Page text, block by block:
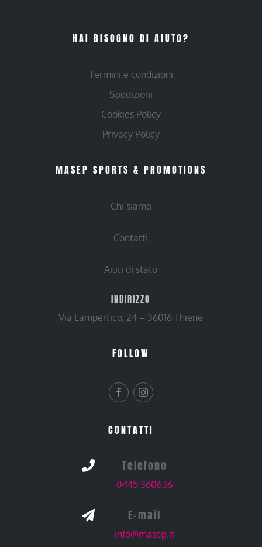
HAI BISOGNO DI AIUTO?
Termini e condizioni
Spedizioni
Cookies Policy
Privacy Policy
MASEP SPORTS & PROMOTIONS
Chi siamo
Contatti
Aiuti di stato
INDIRIZZO
Via Lampertico, 24 – 36016 Thiene
FOLLOW
CONTATTI
 Telefono
0445 360636
 E-mail
info@masep.it